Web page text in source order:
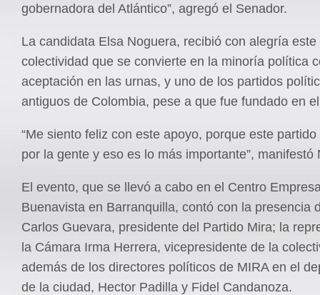
gobernadora del Atlántico”, agregó el Senador.
La candidata Elsa Noguera, recibió con alegría
colectividad que se convierte en la minoría política
aceptación en las urnas, y uno de los partidos
antiguos de Colombia, pese a que fue fundado en
“Me siento feliz con este apoyo, porque este
por la gente y eso es lo más importante”, manifestó
El evento, que se llevó a cabo en el Centro
Buenavista en Barranquilla, contó con la presencia
Carlos Guevara, presidente del Partido Mira; la
la Cámara Irma Herrera, vicepresidente de la
además de los directores políticos de MIRA en el
de la ciudad, Hector Padilla y Fidel Candanoza.